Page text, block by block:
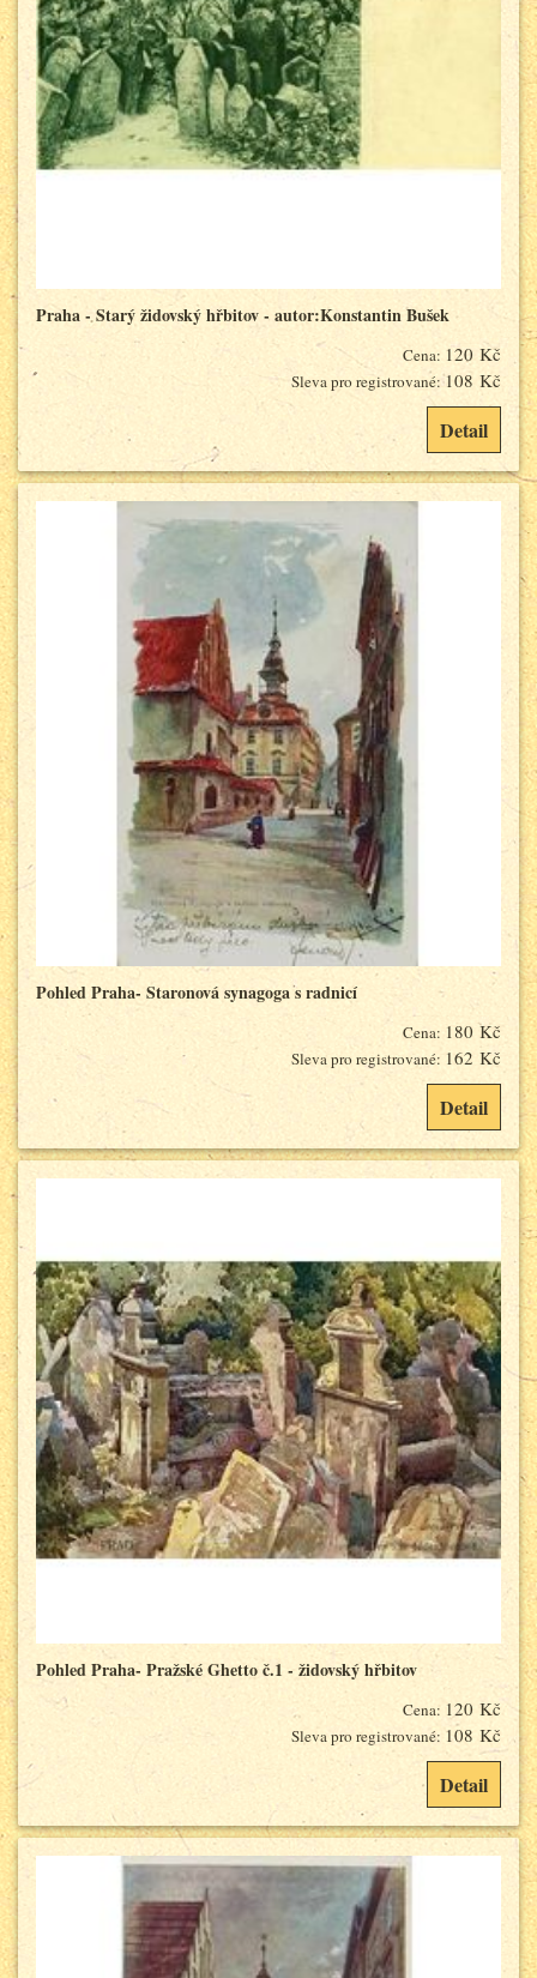
Praha - Starý židovský hřbitov - autor:Konstantin Bušek
Cena: 120 Kč
Sleva pro registrované:108 Kč
Detail
Pohled Praha- Staronová synagoga s radnicí
Cena: 180 Kč
Sleva pro registrované: 162 Kč
Detail
Pohled Praha- Pražské Ghetto č.1 - židovský hřbitov
Cena: 120 Kč
Sleva pro registrované: 108 Kč
Detail